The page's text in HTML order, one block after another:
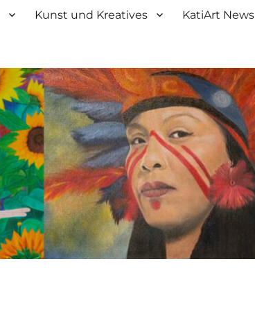
Kunst und Kreatives KatiArt News